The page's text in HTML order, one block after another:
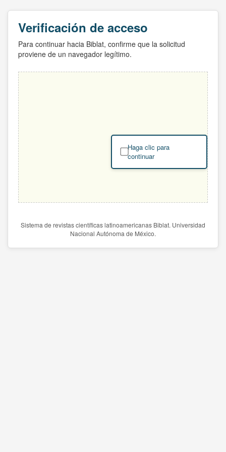
Verificación de acceso
Para continuar hacia Biblat, confirme que la solicitud
proviene de un navegador legítimo.
Haga clic para
continuar
Sistema de revistas científicas latinoamericanas Biblat. Universidad
Nacional Autónoma de México.